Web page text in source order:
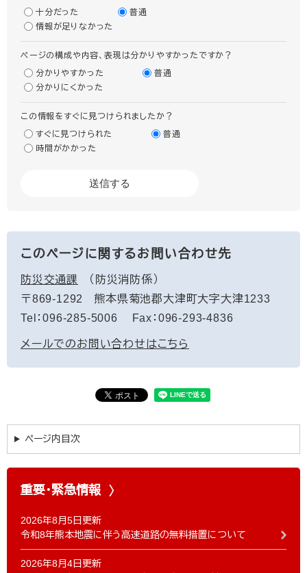
十分だった
普通
情報が足りなかった
ページの構成や内容、表現は分かりやすかったですか？
分かりやすかった
普通
分かりにくかった
この情報をすぐに見つけられましたか？
すぐに見つけられた
普通
時間がかかった
このページに関するお問い合わせ先
防災交通課
防災消防係
〒869-1292
熊本県菊池郡大津町大字大津1233
Tel：096-285-5006
Fax：096-293-4836
メールでのお問い合わせはこちら
ページ内目次
重要・緊急情報
2026年8月5日更新
令和8年熊本地震に伴う高速道路の無料措置について
2026年8月4日更新